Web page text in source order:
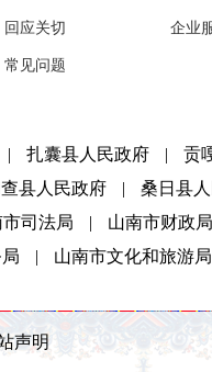
回应关切
常见问题
企业
| 扎囊县人民政府 | 贡
县人民政府 | 桑日县
市司法局 | 山南市财政局
| 山南市文化和旅游局
声明